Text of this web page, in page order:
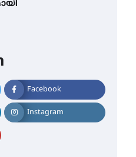
Facebook
Instagram
ഡോക്ടറേറ്റ്
ആര്യ
2026
ചിത്രം ” ദി
ഓഫ് ഹിന്ദ് റജബ് ”
ഫിലിം
ആഗസ്റ്റ് 7
സ്‌ക്രീൻ